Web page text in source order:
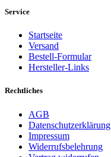
Service
Startseite
Versand
Bestell-Formular
Hersteller-Links
Rechtliches
AGB
Datenschutzerklärung
Impressum
Widerrufsbelehrung